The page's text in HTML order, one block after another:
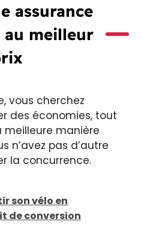
assurance
meilleur
vous cherchez
des économies, tout
manière
n’avez pas d’autre
la concurrence.
son vélo en
de conversion